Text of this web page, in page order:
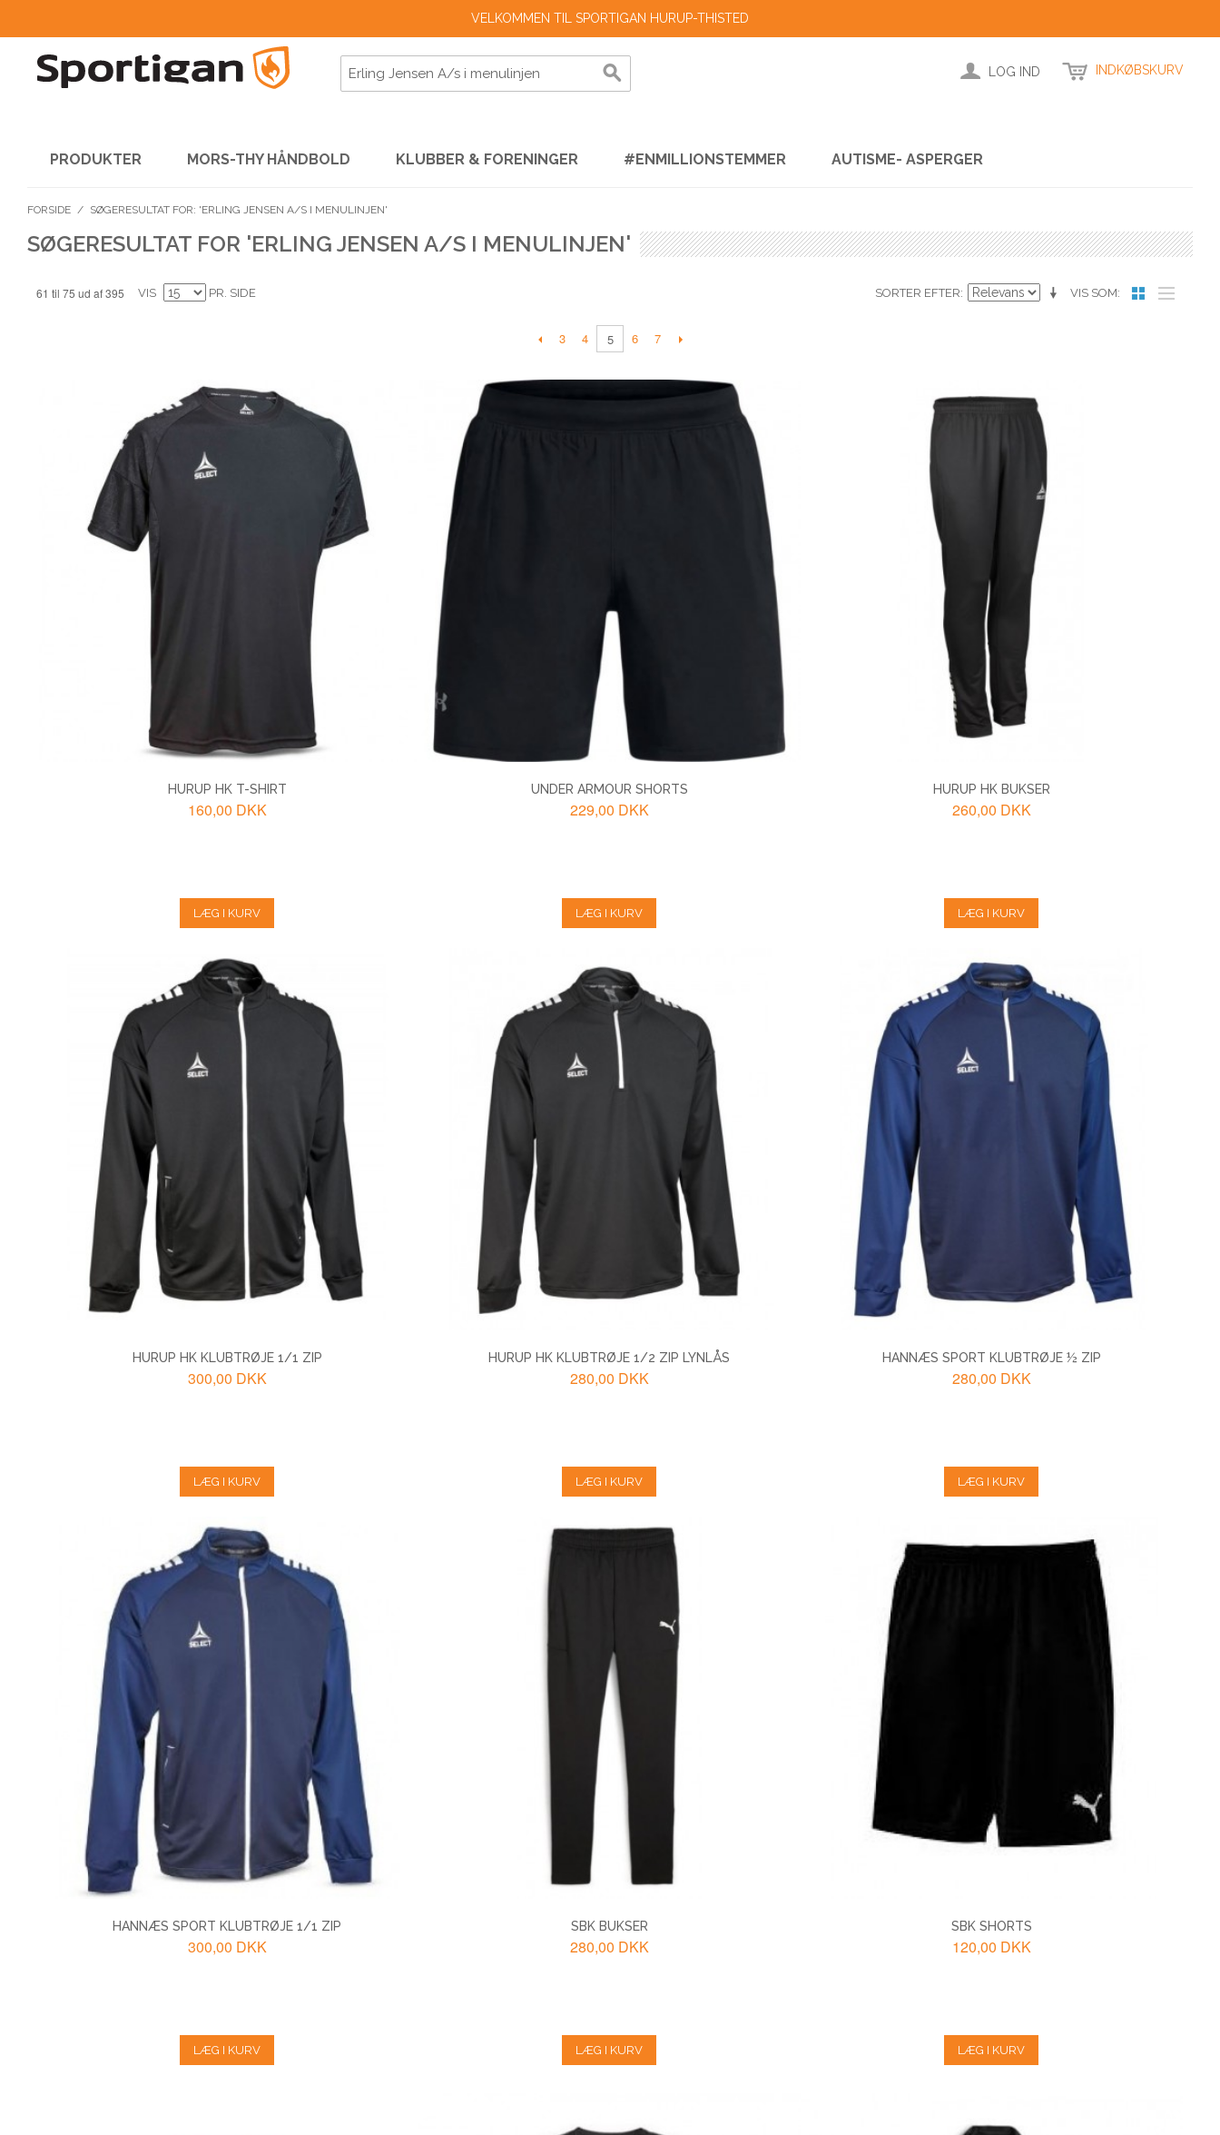
VELKOMMEN TIL SPORTIGAN HURUP-THISTED
LOG IND INDKØBSKURV
PRODUKTER MORS-THY HÅNDBOLD KLUBBER & FORENINGER #ENMILLIONSTEMMER AUTISME- ASPERGER
FORSIDE / SØGERESULTAT FOR: 'ERLING JENSEN A/S I MENULINJEN'
SØGERESULTAT FOR 'ERLING JENSEN A/S I MENULINJEN'
61 til 75 ud af 395 VIS PR. SIDE VIS SOM
SORTER EFTER
3 4 5 6 7
HURUP HK T-SHIRT
160,00 DKK
LÆG I KURV
UNDER ARMOUR SHORTS
229,00 DKK
LÆG I KURV
HURUP HK BUKSER
260,00 DKK
LÆG I KURV
HURUP HK KLUBTRØJE 1/1 ZIP
300,00 DKK
LÆG I KURV
HURUP HK KLUBTRØJE 1/2 ZIP LYNLÅS
280,00 DKK
LÆG I KURV
HANNÆS SPORT KLUBTRØJE ½ ZIP
280,00 DKK
LÆG I KURV
HANNÆS SPORT KLUBTRØJE 1/1 ZIP
300,00 DKK
LÆG I KURV
SBK BUKSER
280,00 DKK
LÆG I KURV
SBK SHORTS
120,00 DKK
LÆG I KURV